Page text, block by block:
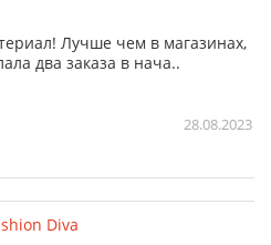
Лучше чем в магазинах,
два заказа в нача..
28.08.2023